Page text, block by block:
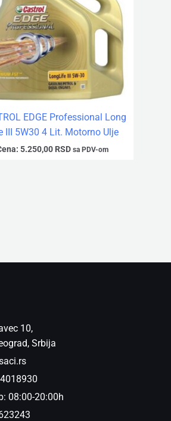
EDGE Professional Long
III 5W30 4 Lit. Motorno Ulje
5.250,00 RSD sa PDV-om
10,
Srbija
08:00-20:00h